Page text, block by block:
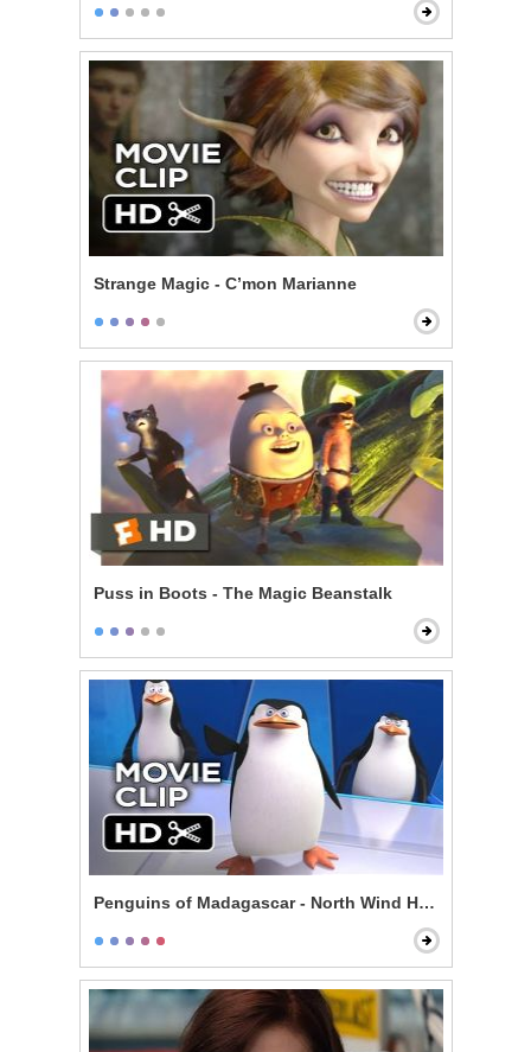
Strange Magic - C’mon Marianne
Puss in Boots - The Magic Beanstalk
Penguins of Madagascar - North Wind Headquarters